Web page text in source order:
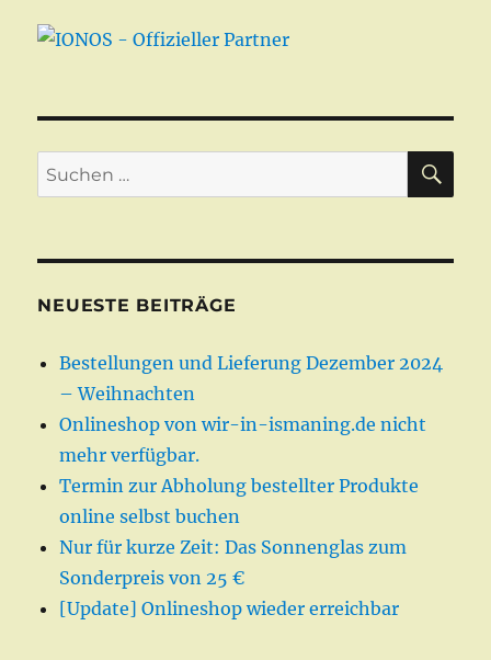
Suchen
nach:
NEUESTE BEITRÄGE
Bestellungen und Lieferung Dezember 2024
– Weihnachten
Onlineshop von wir-in-ismaning.de nicht
mehr verfügbar.
Termin zur Abholung bestellter Produkte
online selbst buchen
Nur für kurze Zeit: Das Sonnenglas zum
Sonderpreis von 25 €
[Update] Onlineshop wieder erreichbar